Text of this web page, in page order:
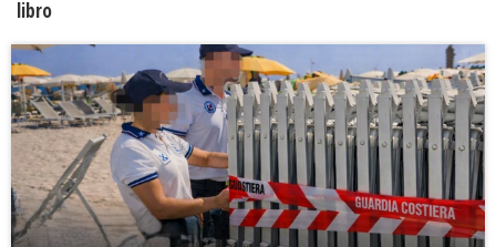
libro